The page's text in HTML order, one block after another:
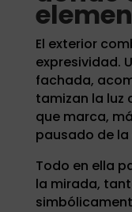
El exterior
expresividad.
fachada,
tamizan la luz
que marca,
pausado de
Todo en ella
la mirada,